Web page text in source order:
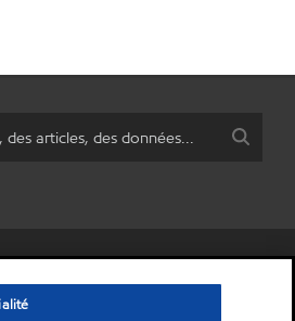
•
Avis de non-responsabilité
Corporation.